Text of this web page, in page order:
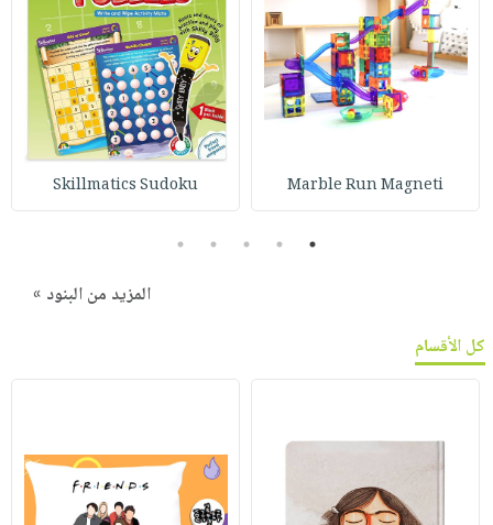
Marble Run Magneti
Skillmatics Sudoku
1
2
3
4
5
المزيد من البنود »
كل الأقسام